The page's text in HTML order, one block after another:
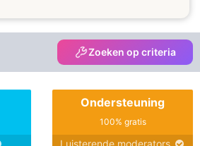
Zoeken op criteria
Ondersteuning
100% gratis
Luisterende moderators